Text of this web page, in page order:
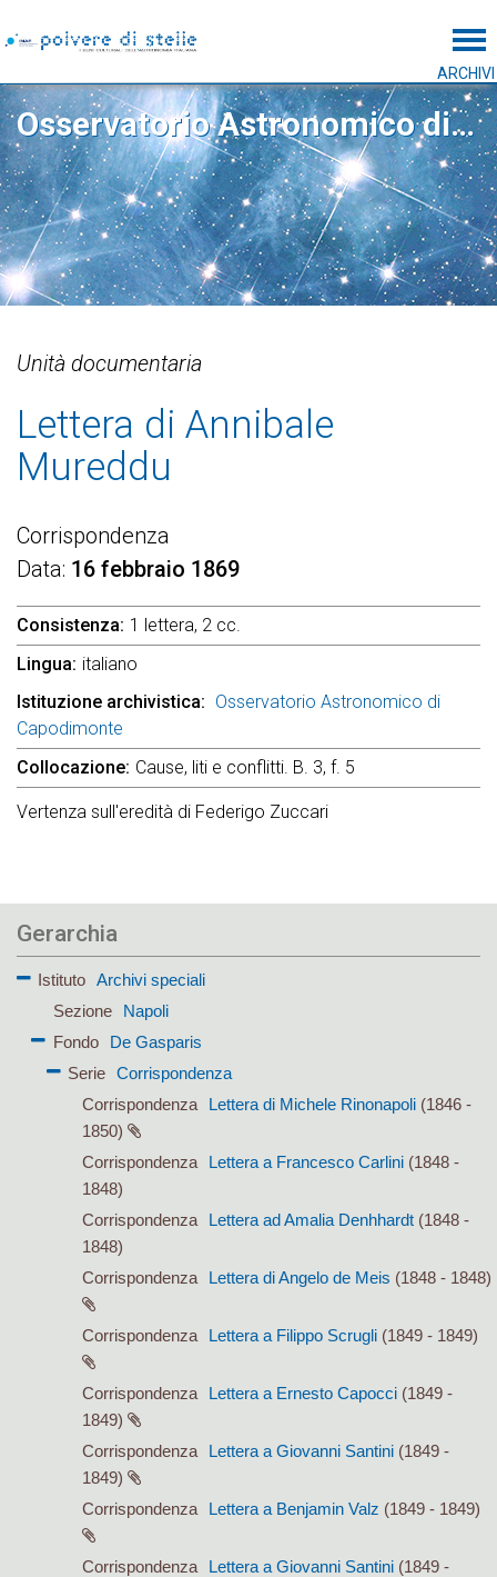
ARCHIVI
Osservatorio Astronomico di Capodimonte
Unità documentaria
Lettera di Annibale
Mureddu
Corrispondenza
Data 16 febbraio 1869
Consistenza 1 lettera, 2 cc.
Lingua italiano
Istituzione archivistica
Osservatorio Astronomico di
Capodimonte
Collocazione Cause, liti e conflitti. B. 3, f. 5
Vertenza sull'eredità di Federigo Zuccari
Gerarchia
Istituto
Archivi speciali
Sezione
Napoli
Fondo
De Gasparis
Serie Corrispondenza
Corrispondenza
Lettera di Michele Rinonapoli (1846 -
1850)
Corrispondenza
Lettera a Francesco Carlini (1848 -
1848)
Corrispondenza
Lettera ad Amalia Denhhardt (1848 -
1848)
Corrispondenza
Lettera di Angelo de Meis (1848 - 1848)
Corrispondenza Lettera a Filippo Scrugli (1849 - 1849)
Corrispondenza Lettera a Ernesto Capocci (1849 -
1849)
Corrispondenza
Lettera a Giovanni Santini (1849 -
1849)
Corrispondenza
Lettera a Benjamin Valz (1849 - 1849)
Corrispondenza Lettera a Giovanni Santini (1849 -